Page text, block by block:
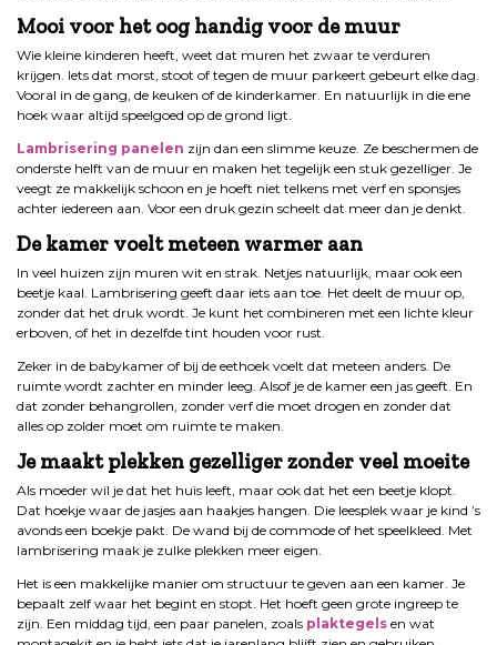
Mooi voor het oog handig voor de muur
Wie kleine kinderen heeft, weet dat muren het zwaar te verduren
krijgen. Iets dat morst, stoot of tegen de muur parkeert gebeurt elke dag.
Vooral in de gang, de keuken of de kinderkamer. En natuurlijk in die ene
hoek waar altijd speelgoed op de grond ligt.
Lambrisering panelen zijn dan een slimme keuze. Ze beschermen de
onderste helft van de muur en maken het tegelijk een stuk gezelliger. Je
veegt ze makkelijk schoon en je hoeft niet telkens met verf en sponsjes
achter iedereen aan. Voor een druk gezin scheelt dat meer dan je denkt.
De kamer voelt meteen warmer aan
In veel huizen zijn muren wit en strak. Netjes natuurlijk, maar ook een
beetje kaal. Lambrisering geeft daar iets aan toe. Het deelt de muur op,
zonder dat het druk wordt. Je kunt het combineren met een lichte kleur
erboven, of het in dezelfde tint houden voor rust.
Zeker in de babykamer of bij de eethoek voelt dat meteen anders. De
ruimte wordt zachter en minder leeg. Alsof je de kamer een jas geeft. En
dat zonder behangrollen, zonder verf die moet drogen en zonder dat
alles op zolder moet om ruimte te maken.
Je maakt plekken gezelliger zonder veel moeite
Als moeder wil je dat het huis leeft, maar ook dat het een beetje klopt.
Dat hoekje waar de jasjes aan haakjes hangen. Die leesplek waar je kind ’s
avonds een boekje pakt. De wand bij de commode of het speelkleed. Met
lambrisering maak je zulke plekken meer eigen.
Het is een makkelijke manier om structuur te geven aan een kamer. Je
bepaalt zelf waar het begint en stopt. Het hoeft geen grote ingreep te
zijn. Een middag tijd, een paar panelen, zoals plaktegels en wat